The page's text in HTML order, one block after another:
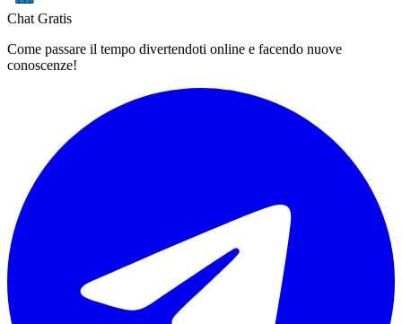
Chat Gratis
Come passare il tempo divertendoti online e facendo nuove
conoscenze!